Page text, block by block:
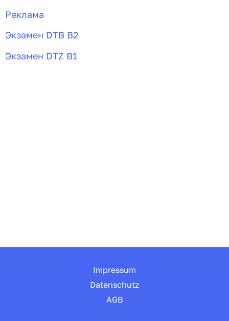
Реклама
Экзамен DTB B2
Экзамен DTZ B1
Impressum
Datenschutz
AGB